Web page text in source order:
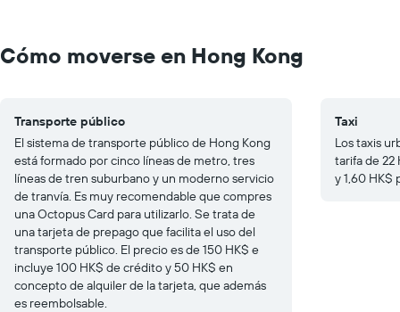
Cómo moverse en Hong Kong
Transporte público
El sistema de transporte público de Hong Kong
está formado por cinco líneas de metro, tres
líneas de tren suburbano y un moderno servicio
de tranvía. Es muy recomendable que compres
una Octopus Card para utilizarlo. Se trata de
una tarjeta de prepago que facilita el uso del
transporte público. El precio es de 150 HK$ e
incluye 100 HK$ de crédito y 50 HK$ en
concepto de alquiler de la tarjeta, que además
es reembolsable.
Taxi
Los taxis
tarifa de 22
y 1,60 HK$